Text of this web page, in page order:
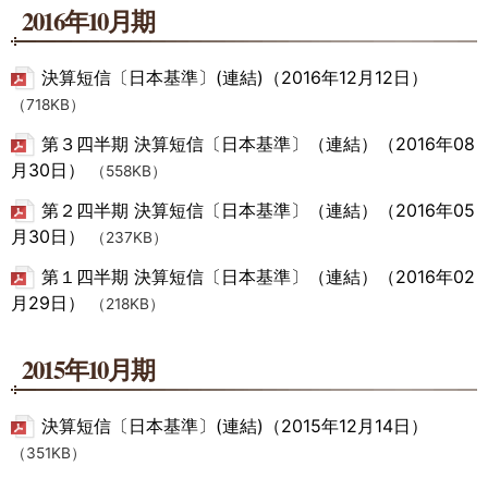
2016年10月期
決算短信〔日本基準〕(連結)（2016年12月12日）
（718KB）
第３四半期 決算短信〔日本基準〕（連結）（2016年08
月30日）
（558KB）
第２四半期 決算短信〔日本基準〕（連結）（2016年05
月30日）
（237KB）
第１四半期 決算短信〔日本基準〕（連結）（2016年02
月29日）
（218KB）
2015年10月期
決算短信〔日本基準〕(連結)（2015年12月14日）
（351KB）